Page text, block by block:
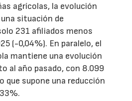
agrícolas, la evolución
situación de
231 afiliados menos
(-0,04%). En paralelo, el
mantiene una evolución
al año pasado, con 8.099
que supone una reducción